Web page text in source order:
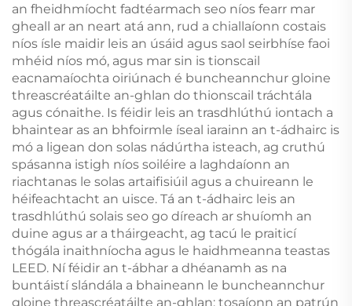
an fheidhmíocht fadtéarmach seo níos fearr mar
gheall ar an neart atá ann, rud a chiallaíonn costais
níos ísle maidir leis an úsáid agus saol seirbhíse faoi
mhéid níos mó, agus mar sin is tionscail
eacnamaíochta oiriúnach é buncheannchur gloine
threascréatáilte an-ghlan do thionscail tráchtála
agus cónaithe. Is féidir leis an trasdhlúthú iontach a
bhaintear as an bhfoirmle íseal iarainn an t-ádhairc is
mó a ligean don solas nádúrtha isteach, ag cruthú
spásanna istigh níos soiléire a laghdaíonn an
riachtanas le solas artaifisiúil agus a chuireann le
héifeachtacht an uisce. Tá an t-ádhairc leis an
trasdhlúthú solais seo go díreach ar shuíomh an
duine agus ar a tháirgeacht, ag tacú le praiticí
thógála inaithníocha agus le haidhmeanna teastas
LEED. Ní féidir an t-ábhar a dhéanamh as na
buntáistí slándála a bhaineann le buncheannchur
gloine threascréatáilte an-ghlan: tosaíonn an patrún